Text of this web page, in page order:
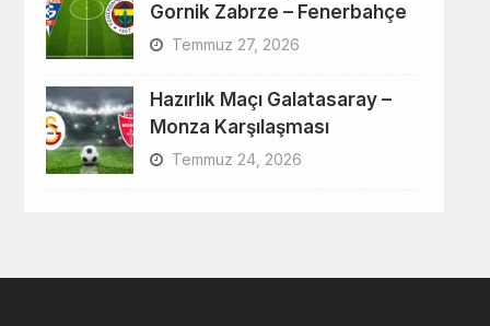
Gornik Zabrze – Fenerbahçe
Temmuz 27, 2026
Hazırlık Maçı Galatasaray –
Monza Karşılaşması
Temmuz 24, 2026